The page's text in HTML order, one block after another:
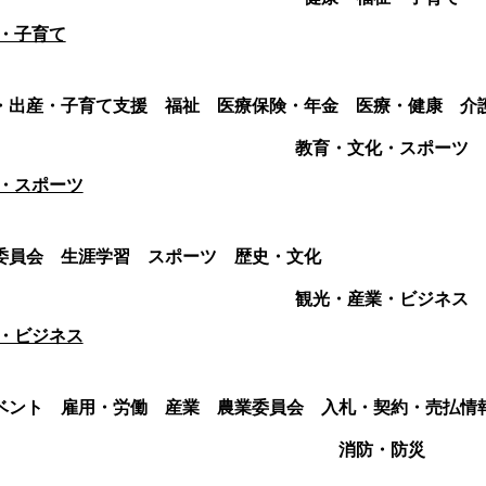
子育て
出産・子育て支援 福祉 医療保険・年金 医療・健康
介
教育・文化・スポーツ
スポーツ
員会 生涯学習 スポーツ
歴史・文化
観光・産業・ビジネス
ビジネス
ント 雇用・労働 産業 農業委員会
入札・契約・売払情
消防・防災